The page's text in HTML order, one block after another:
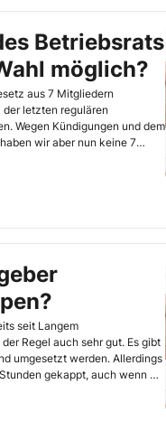
tätig werden. Im Folgenden
Betriebsrats
möglich?
der letzten regulären
Wegen Kündigungen und dem
wir aber nun keine 7
Kann die Wahl auch
Regel auch sehr gut. Es gibt
umgesetzt werden. Allerdings
gekappt, auch wenn wir
als Betriebsrat damit